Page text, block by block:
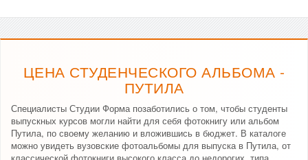
ЦЕНА СТУДЕНЧЕСКОГО АЛЬБОМА -
ПУТИЛА
Специалисты Студии Форма позаботились о том, чтобы студенты
выпускных курсов могли найти для себя фотокнигу или альбом
Путила, по своему желанию и вложившись в бюджет. В каталоге
можно увидеть вузовские фотоальбомы для выпуска в Путила, от